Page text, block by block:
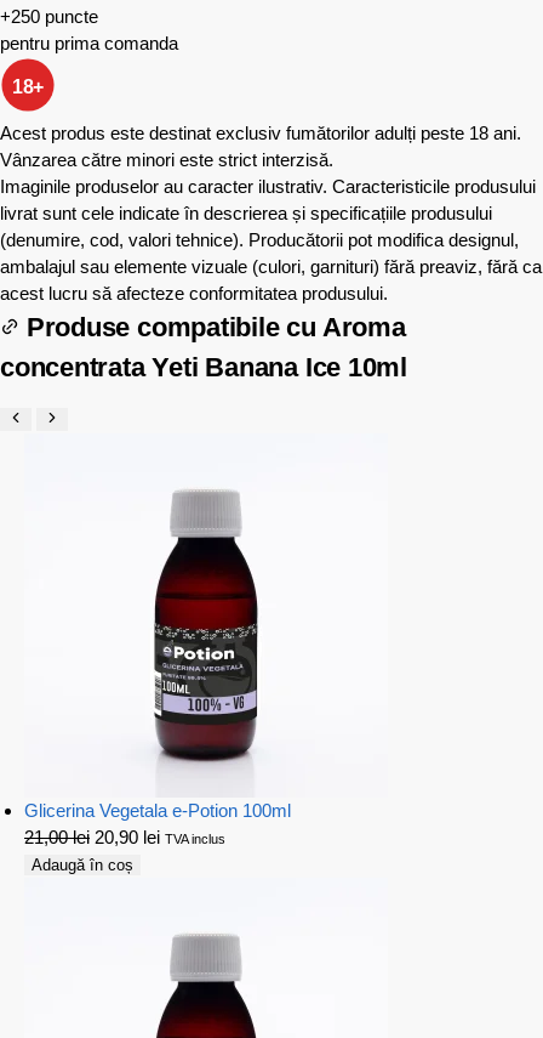
+250 puncte
pentru prima comanda
18+
Acest produs este destinat exclusiv fumătorilor adulți peste 18 ani.
Vânzarea către minori este strict interzisă.
Imaginile produselor au caracter ilustrativ. Caracteristicile produsului
livrat sunt cele indicate în descrierea și specificațiile produsului
(denumire, cod, valori tehnice). Producătorii pot modifica designul,
ambalajul sau elemente vizuale (culori, garnituri) fără preaviz, fără ca
acest lucru să afecteze conformitatea produsului.
Produse compatibile cu Aroma
concentrata Yeti Banana Ice 10ml
Glicerina Vegetala e-Potion 100ml
21,00lei 20,90 lei TVA inclus
Adaugă în coș